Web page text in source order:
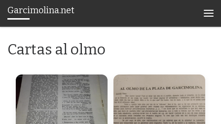
Saltar al contenido
Garcimolina.net
Cartas al olmo